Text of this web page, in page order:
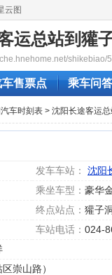
云图
运总站到獾
shikebiao/
车售票点 乘车问答
车时刻表 > 沈阳长途客运
发车车站：
沈阳
乘坐车型： 豪华
终点站点： 獾子
车站电话： 024-
崇山路）